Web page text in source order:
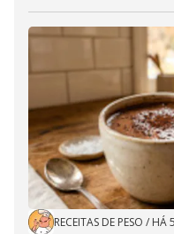
RECEITAS DE PESO / HÁ